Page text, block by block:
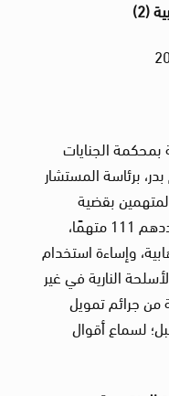
بمحكمة الجنايات
برئاسة المستشار
بقضية
طلائع حسم ولواء الثورة والبالغ عددهم 111 متهمًا،
وإساءة استخدام
النارية في غير
من جرائم تمويل
المقبل؛ لسماع أقوال